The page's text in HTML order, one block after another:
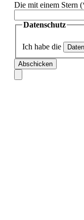
Die mit einem Stern
Datenschutz
Ich habe die
Abschicken